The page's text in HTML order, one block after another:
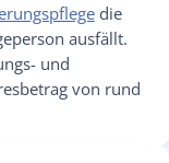
die
ausfällt.
und
von rund